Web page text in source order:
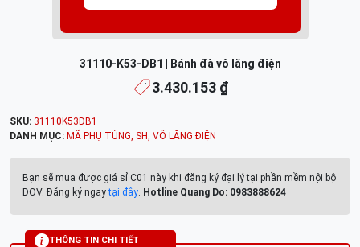
31110-K53-DB1 | Bánh đà vô lăng điện
3.430.153 ₫
SKU: 31110K53DB1
DANH MỤC: MÃ PHỤ TÙNG, SH, VÔ LĂNG ĐIỆN
Bạn sẽ mua được giá sỉ C01 này khi đăng ký đại lý tại phần mềm nội bộ
DOV. Đăng ký ngaytại đây. Hotline Quang Do: 0983888624
THÔNG TIN CHI TIẾT